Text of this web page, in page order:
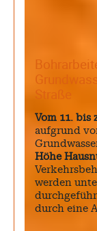
Straße
Vom 11. bis
aufgrund
Höhe
werden
durch eine